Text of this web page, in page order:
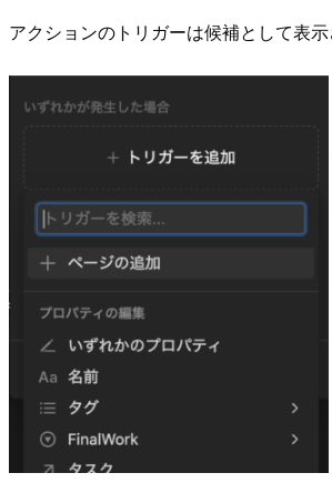
アクションのトリガーは候補として表